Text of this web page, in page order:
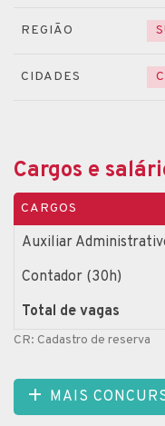
REGIÃO
CIDADES
Cargos e
CARGOS
Auxiliar
Contador (30h)
Total de vagas
CR: Cadastro de reserva
MAIS